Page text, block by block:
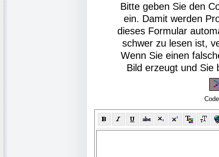
Bitte geben Sie den
ein. Damit werden
dieses Formular
schwer zu lesen ist,
Wenn Sie einen
Bild erzeugt und Sie